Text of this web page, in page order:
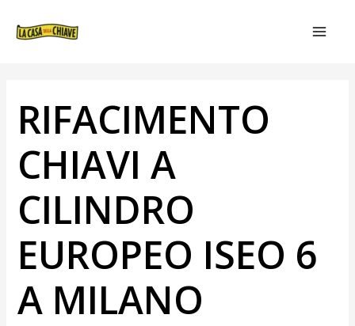
RIFACIMENTO
CHIAVI A
CILINDRO
EUROPEO ISEO 6
A MILANO
ARTICOLI